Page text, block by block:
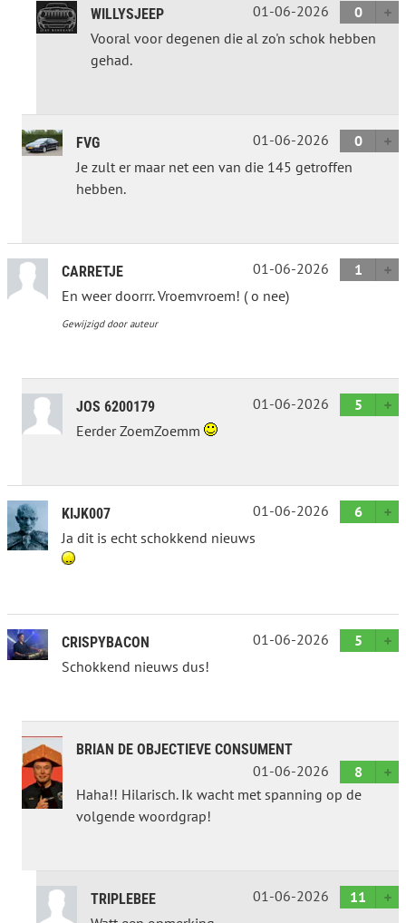
WILLYSJEEP 01-06-2026
0
Vooral voor degenen die al zo'n schok hebben
gehad.
FVG 01-06-2026
0
Je zult er maar net een van die 145 getroffen
hebben.
CARRETJE 01-06-2026
1
En weer doorrr. Vroemvroem! ( o nee)
Gewijzigd door auteur
JOS 6200179 01-06-2026
5
Eerder ZoemZoemm
KIJK007 01-06-2026
6
Ja dit is echt schokkend nieuws
CRISPYBACON 01-06-2026
5
Schokkend nieuws dus!
BRIAN DE OBJECTIEVE CONSUMENT
01-06-2026
8
Haha!! Hilarisch. Ik wacht met spanning op de
volgende woordgrap!
TRIPLEBEE 01-06-2026
11